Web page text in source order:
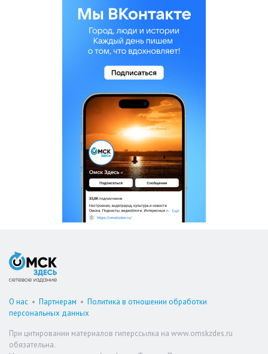
О нас • Партнерам • Политика в отношении обработки
персональных данных
При цитировании материалов гиперссылка на www.omskzdes.ru
обязательна.